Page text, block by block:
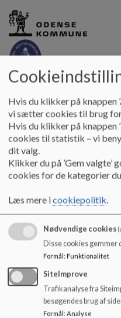
i
Skt.
Aktuelt fra skolens hverdag
Klemensskolen
SFO festival på
SFO festivallen er den 29.
Programmet for festivallen
Dokumenter
Festivalprogram 2026
Hvis du klikker på knappen
vi sætter cookies til brug
Hvis du klikker på knappen
cookies til statistik – vi
dit valg.
Klikker du på ’Gem
cookies for de kategorier
Læs mere icookiepolitik.
Nødvendige cookies
Disse cookies gemmer
Formål: Funktionalitet
SiteImprove
Trafikanalyse fra
besøgendes brug af
Formål: Analyse